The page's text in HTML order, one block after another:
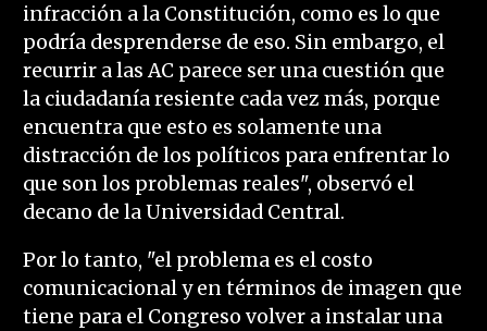
infracción a la Constitución, como es lo que
podría desprenderse de eso. Sin embargo, el
recurrir a las AC parece ser una cuestión que
la ciudadanía resiente cada vez más, porque
encuentra que esto es solamente una
distracción de los políticos para enfrentar lo
que son los problemas reales", observó el
decano de la Universidad Central.
Por lo tanto, "el problema es el costo
comunicacional y en términos de imagen que
tiene para el Congreso volver a instalar una